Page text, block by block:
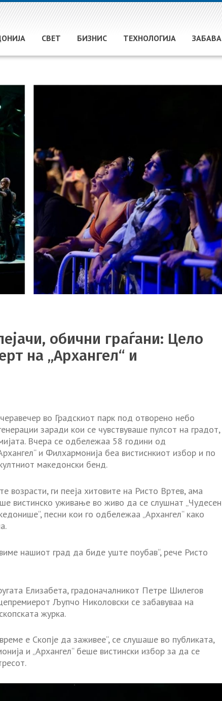
СВЕТ БИЗНИС ТЕХНОЛОГИЈА ЗАБАВА
обични граѓани: Цело
на „Архангел“ и
во Градскиот парк под отворено небо
заради кои се чувствуваше пулсот на градот,
Вчера се одбележаа 58 години од
и Филхармонија беа вистиснкиот избор и по
македонски бенд.
возрасти, ги пееја хитовите на Ристо Вртев, ама
вистинско уживање во живо да се слушнат „Чудесен
песни кои го одбележаа „Архангел“ како
нашиот град да биде уште поубав“, рече Ристо
Елизабета, градоначалникот Петре Шилегов
Љупчо Николовски се забавуваа на
журка.
е Скопје да заживее“, се слушаше во публиката,
и „Архангел“ беше вистински избор за да се